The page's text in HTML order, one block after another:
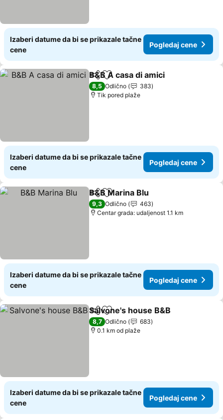
Izaberi datume da bi se prikazale tačne
cene
Pogledaj cene
Deli Dodati u favorite
B&B A casa di amici
8,5 Odlično
383
Tik pored plaže
Izaberi datume da bi se prikazale tačne
cene
Pogledaj cene
Deli Dodati u favorite
B&B Marina Blu
9,3 Odlično
463
Centar grada: udaljenost 1.1 km
Izaberi datume da bi se prikazale tačne
cene
Pogledaj cene
Deli Dodati u favorite
Salvone's house B&B
8,7 Odlično
683
0.1 km od plaže
Izaberi datume da bi se prikazale tačne
cene
Pogledaj cene